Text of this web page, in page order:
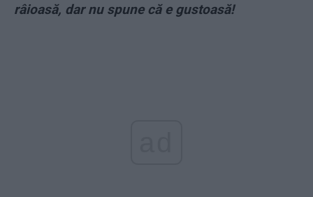
râioasă, dar nu spune că e gustoasă!